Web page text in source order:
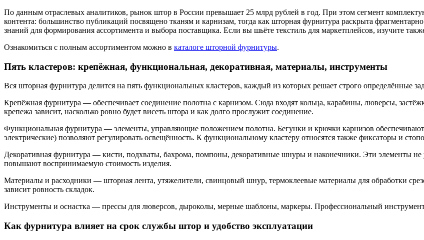
По данным отраслевых аналитиков, рынок штор в России превышает 25 млрд рублей в год. При этом сегмент
контента: большинство публикаций посвящено тканям и карнизам, тогда как шторная фурнитура раскрыта
знаний для формирования ассортимента и выбора поставщика. Если вы шьёте текстиль для маркетплейсов, изучите
Ознакомиться с полным ассортиментом можно в каталоге шторной фурнитуры.
Пять кластеров: крепёжная, функциональная, декоративная, материалы, инструменты
Вся шторная фурнитура делится на пять функциональных кластеров, каждый из которых решает строго определённые
Крепёжная фурнитура — обеспечивает соединение полотна с карнизом. Сюда входят кольца, карабины, люверсы,
крепежа зависит, насколько ровно будет висеть штора и как долго прослужит соединение.
Функциональная фурнитура — элементы, управляющие положением полотна. Бегунки и крючки карнизов
электрические) позволяют регулировать освещённость. К функциональному кластеру относятся также фиксаторы и
Декоративная фурнитура — кисти, подхваты, бахрома, помпоны, декоративные шнуры и наконечники. Эти элементы
повышают воспринимаемую стоимость изделия.
Материалы и расходники — шторная лента, утяжелители, свинцовый шнур, термоклеевые материалы для обработки
зависит ровность складок.
Инструменты и оснастка — прессы для люверсов, дыроколы, мерные шаблоны, маркеры. Профессиональный инструмент
Как фурнитура влияет на срок службы штор и удобство эксплуатации